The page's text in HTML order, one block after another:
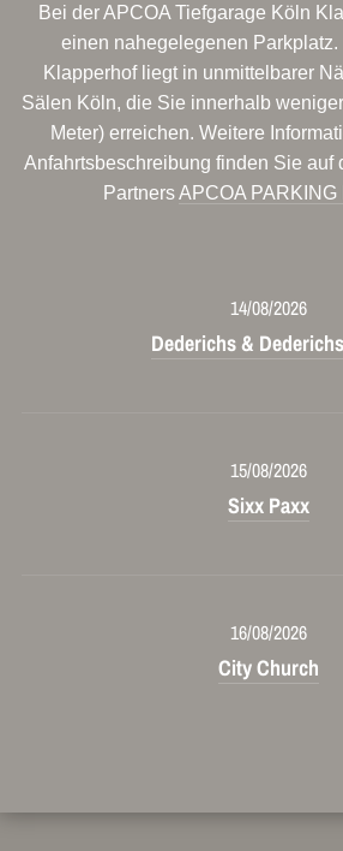
Bei der APCOA Tiefgarage Köln
einen nahegelegenen
Klapperhof liegt in unmittelbarer
Sälen Köln, die Sie innerhalb
Meter) erreichen. Weitere
Anfahrtsbeschreibung finden Sie auf
PartnersAPCOA PARKING
14/08/2026
Dederichs &
15/08/2026
Sixx Paxx
16/08/2026
City Church